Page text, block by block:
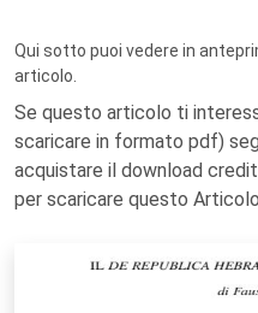
Qui sotto puoi vedere in
articolo.
Se questo articolo ti
scaricare in formato pdf)
acquistare il download
per scaricare questo